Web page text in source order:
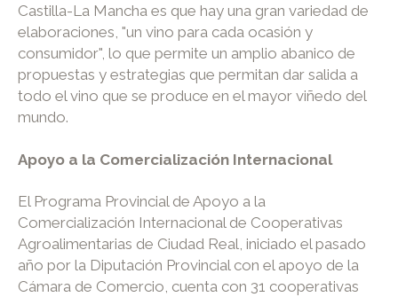
Castilla-La Mancha es que hay una gran variedad de
elaboraciones, "un vino para cada ocasión y
consumidor", lo que permite un amplio abanico de
propuestas y estrategias que permitan dar salida a
todo el vino que se produce en el mayor viñedo del
mundo.
Apoyo a la Comercialización Internacional
El Programa Provincial de Apoyo a la
Comercialización Internacional de Cooperativas
Agroalimentarias de Ciudad Real, iniciado el pasado
año por la Diputación Provincial con el apoyo de la
Cámara de Comercio, cuenta con 31 cooperativas